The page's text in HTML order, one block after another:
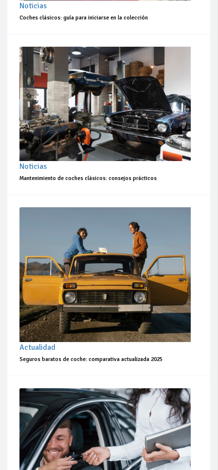
Noticias
Coches clásicos: guía para iniciarse en la colección
Noticias
Mantenimiento de coches clásicos: consejos prácticos
Actualidad
Seguros baratos de coche: comparativa actualizada 2025